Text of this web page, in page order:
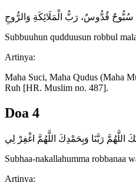
Subbuuhun qudduusun robbul
Artinya:
Maha Suci, Maha Qudus (Maha
Ruh [HR. Muslim no. 487].
Doa 4
Subhaa-nakallahumma robbanaa
Artinya: